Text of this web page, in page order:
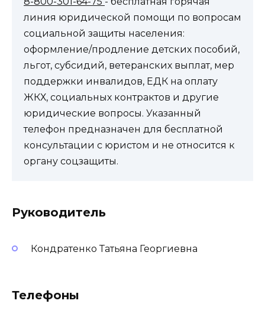
линия юридической помощи по вопросам
социальной защиты населения:
оформление/продление детских пособий,
льгот, субсидий, ветеранских выплат, мер
поддержки инвалидов, ЕДК на оплату
ЖКХ, социальных контрактов и другие
юридические вопросы. Указанный
телефон предназначен для бесплатной
консультации с юристом и не относится к
органу соцзащиты.
Руководитель
Кондратенко Татьяна Георгиевна
Телефоны